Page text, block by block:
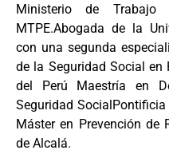
Ministerio de Trabajo
MTPE.Abogada de la
con una segunda
de la Seguridad Social en
del Perú Maestría en
Seguridad
Máster en Prevención de
de Alcalá.